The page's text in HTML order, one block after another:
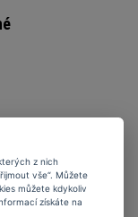
z nich
vše“. Můžete
můžete kdykoliv
získáte na